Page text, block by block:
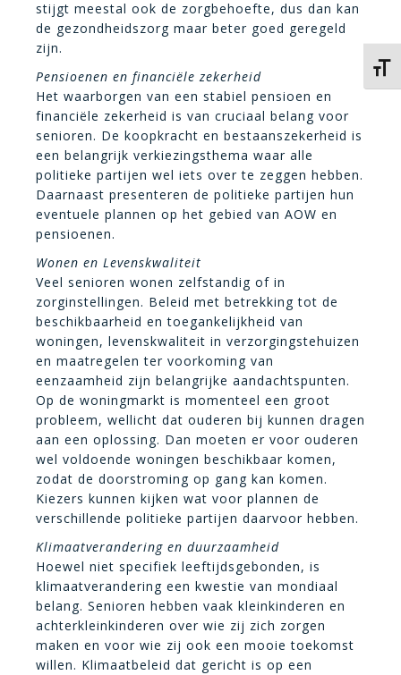
stijgt meestal ook de zorgbehoefte, dus dan kan
de gezondheidszorg maar beter goed geregeld
zijn.
Pensioenen en financiële zekerheid
Het waarborgen van een stabiel pensioen en
financiële zekerheid is van cruciaal belang voor
senioren. De koopkracht en bestaanszekerheid is
een belangrijk verkiezingsthema waar alle
politieke partijen wel iets over te zeggen hebben.
Daarnaast presenteren de politieke partijen hun
eventuele plannen op het gebied van AOW en
pensioenen.
Wonen en Levenskwaliteit
Veel senioren wonen zelfstandig of in
zorginstellingen. Beleid met betrekking tot de
beschikbaarheid en toegankelijkheid van
woningen, levenskwaliteit in verzorgingstehuizen
en maatregelen ter voorkoming van
eenzaamheid zijn belangrijke aandachtspunten.
Op de woningmarkt is momenteel een groot
probleem, wellicht dat ouderen bij kunnen dragen
aan een oplossing. Dan moeten er voor ouderen
wel voldoende woningen beschikbaar komen,
zodat de doorstroming op gang kan komen.
Kiezers kunnen kijken wat voor plannen de
verschillende politieke partijen daarvoor hebben.
Klimaatverandering en duurzaamheid
Hoewel niet specifiek leeftijdsgebonden, is
klimaatverandering een kwestie van mondiaal
belang. Senioren hebben vaak kleinkinderen en
achterkleinkinderen over wie zij zich zorgen
maken en voor wie zij ook een mooie toekomst
willen. Klimaatbeleid dat gericht is op een